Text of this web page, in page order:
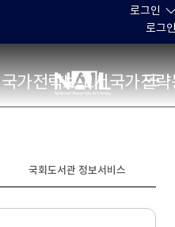
로그인
로그
국가전략보고서국가전략
국회도서관 정보서비스